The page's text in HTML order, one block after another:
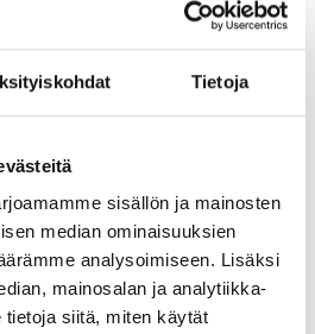
Tietoja
sisällön ja mainosten
median ominaisuuksien
analysoimiseen. Lisäksi
mainosalan ja analytiikka-
tietoja siitä, miten käytät
Yleispuhdistusaine 750ml